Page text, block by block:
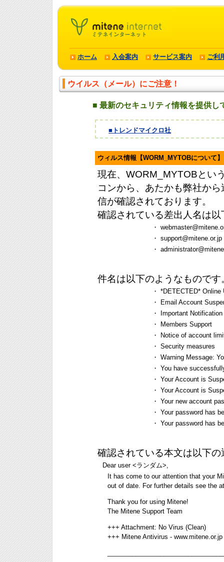
ホーム 入会案内 サービス案内 ご利
ウイルス（メール）にご注意！
■ 最新のセキュリティ情報を提供し
■トレンドマイクロ社
ウィルス情報【WORM_MYTOBについて】
現在、WORM_MYTOBとい
コンから、あたかも弊社か
信が確認されております。
確認されている差出人名は
・
・ support@mitene.or.jp
・
件名は以下のようなものです
・ *DETECTED* Online
・
Email Account
・
Important Notification
・
Members Support
・
Notice of account
・ Security measures
・ Warning Message:
・ You have
・ Your Account is
・ Your Account is
・ Your new account
・ Your password has
・ Your password has
確認されている本文は以下の
Dear user <ランダム>,
It has come to our attention that your
out of date. For further details see the
Thank you for using Mitene!
The Mitene Support Team
+++ Attachment: No Virus (Clean)
+++ Mitene Antivirus - www.mitene.or.jp